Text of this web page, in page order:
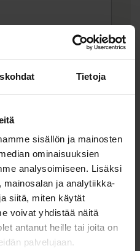
Tietoja
sisällön ja mainosten
ominaisuuksien
analysoimiseen. Lisäksi
ja analytiikka-
siitä, miten käytät
voivat yhdistää näitä
antanut heille tai joita on
palvelujaan.